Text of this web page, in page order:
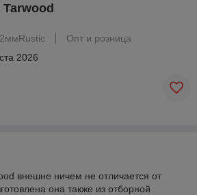
Tarwood
Опт и розница
2026
внешне ничем не отличается от
она также из отборной